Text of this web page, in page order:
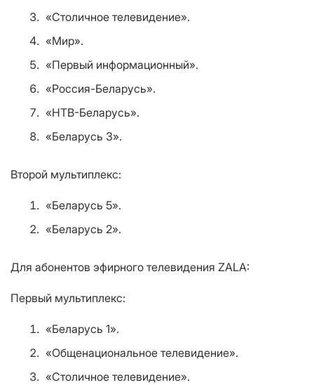
«Столичное телевидение».
«Мир».
«Первый информационный».
«Россия-Беларусь».
«НТВ-Беларусь».
«Беларусь 3».
Второй мультиплекс:
«Беларусь 5».
«Беларусь 2».
Для абонентов эфирного телевидения ZALA:
Первый мультиплекс:
«Беларусь 1».
«Общенациональное телевидение».
«Столичное телевидение».